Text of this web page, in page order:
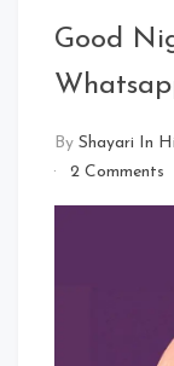
Good
By Shayari In
2 Commentson